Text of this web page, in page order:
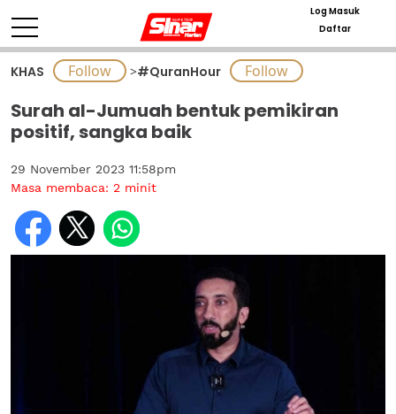
Log Masuk
Daftar
KHAS >#QuranHour
Surah al-Jumuah bentuk pemikiran
positif, sangka baik
29 November 2023 11:58pm
Masa membaca: 2 minit